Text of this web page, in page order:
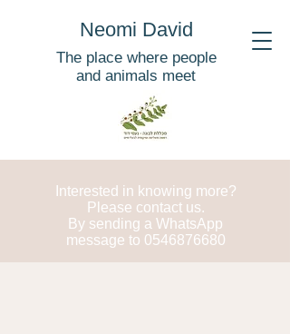
Neomi David
The place where people
and animals meet
Interested in knowing more?
Please contact us.
By sending a WhatsApp
message to 0546876680